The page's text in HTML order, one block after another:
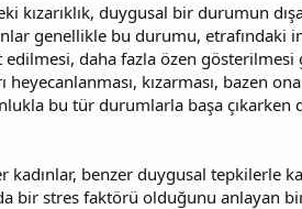
kızarıklık, duygusal bir durumun
genellikle bu durumu, etrafındaki
edilmesi, daha fazla özen
kızarması, bazen
bu tür durumlarla başa çıkarken
kadınlar, benzer duygusal tepkilerle
bir stres faktörü olduğunu anlayan